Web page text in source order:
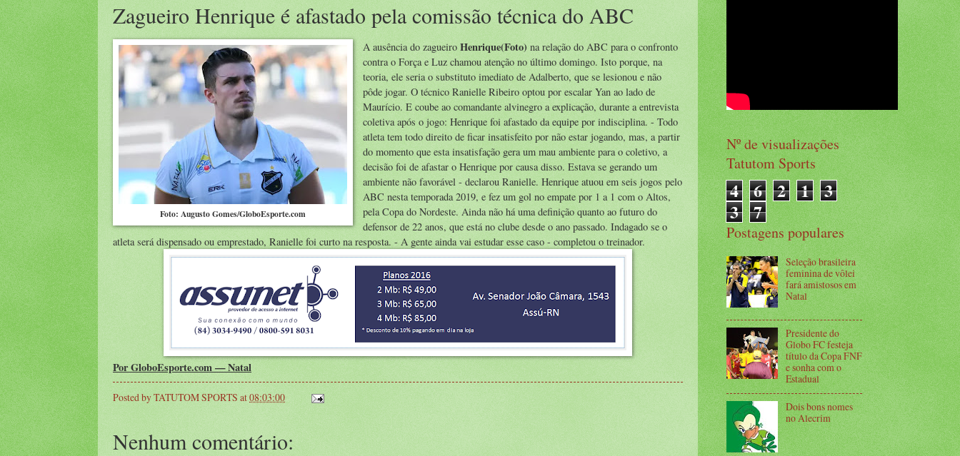
Zagueiro Henrique é afastado pela comissão técnica do ABC
Foto: Augusto Gomes/GloboEsporte.com
A ausência do zagueiroHenrique(Foto) na relação do ABC para o confronto
contra o Força e Luz chamou atenção no último domingo. Isto porque, na
teoria, ele seria o substituto imediato de Adalberto, que se lesionou e não
pôde jogar. O técnico Ranielle Ribeiro optou por escalar Yan ao lado de
Maurício. E coube ao comandante alvinegro a explicação, durante a entrevista
coletiva após o jogo: Henrique foi afastado da equipe por indisciplina. - Todo
atleta tem todo direito de ficar insatisfeito por não estar jogando, mas, a partir
do momento que esta insatisfação gera um mau ambiente para o coletivo, a
decisão foi de afastar o Henrique por causa disso. Estava se gerando um
ambiente não favorável - declarou Ranielle. Henrique atuou em seis jogos pelo
ABC nesta temporada 2019, e fez um gol no empate por 1 a 1 com o Altos,
pela Copa do Nordeste. Ainda não há uma definição quanto ao futuro do
defensor de 22 anos, que está no clube desde o ano passado. Indagado se o
atleta será dispensado ou emprestado, Ranielle foi curto na resposta. - A gente ainda vai estudar esse caso - completou o treinador.
Por GloboEsporte.com — Natal
Posted byTATUTOM SPORTS at08:03:00
Nenhum comentário:
Nº de visualizações
Tatutom Sports
4 6 2 1 3
3 7
Postagens populares
Seleção brasileira
feminina de vôlei
fará amistosos em
Natal
Presidente do
Globo FC festeja
título da Copa FNF
e sonha com o
Estadual
Dois bons nomes
no Alecrim